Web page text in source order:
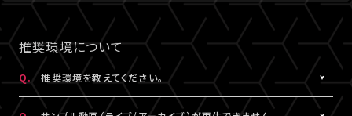
推奨環境について
Q. 推奨環境を教えてください。
A. こちらより推奨環境をご確認ください。